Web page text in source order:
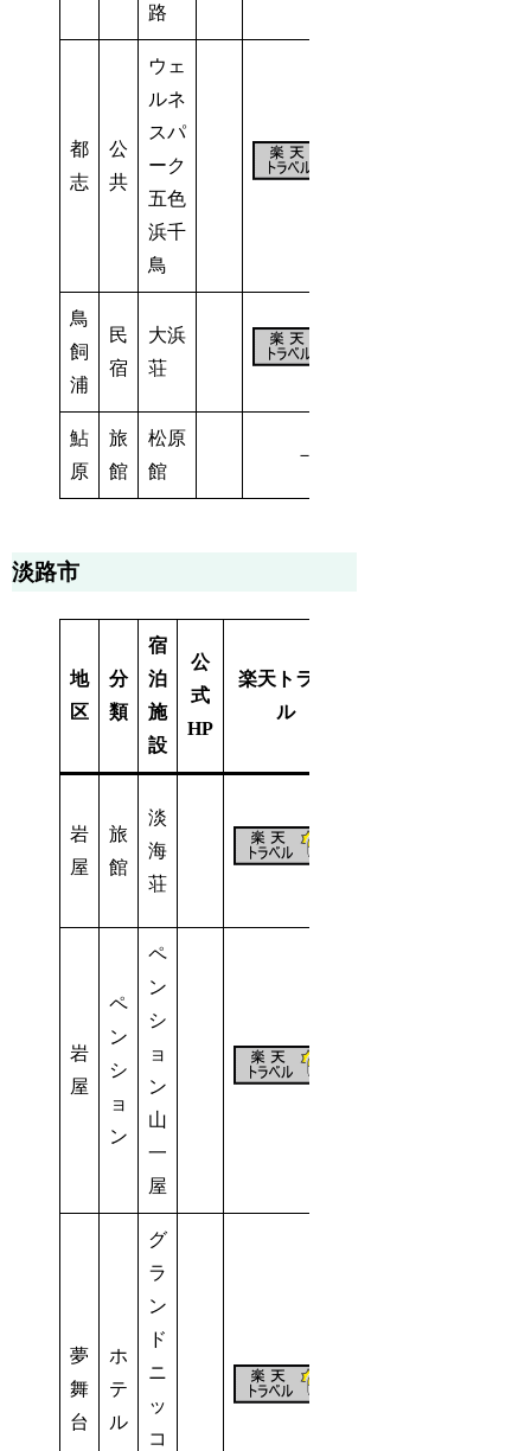
路
都
志
公
共
ウェ
ルネ
スパ
ーク
五色
浜千
鳥
鳥
飼
浦
民
宿
大浜
荘
鮎
原
旅
館
松原
館
－
淡路市
地
区
分
類
宿
泊
施
設
公
式
HP
楽天トラベ
ル
岩
屋
旅
館
淡
海
荘
岩
屋
ペ
ン
シ
ョ
ン
ペ
ン
シ
ョ
ン
山
一
屋
夢
舞
台
ホ
テ
ル
グ
ラ
ン
ド
ニ
ッ
コ